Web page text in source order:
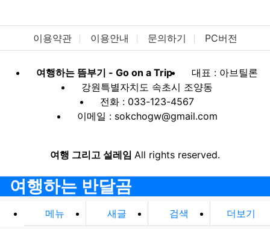
이용약관 이용안내 문의하기 PC버전
여행하는 뜸부기 - Go on a Trip
대표 : 아브틸론
강원특별자치도 속초시 조양동
전화 : 033-123-4567
이메일 : sokchogw@gmail.com
여행 그리고 설레임 All rights reserved.
여행하는 반달곰
메뉴 새글 검색 더보기